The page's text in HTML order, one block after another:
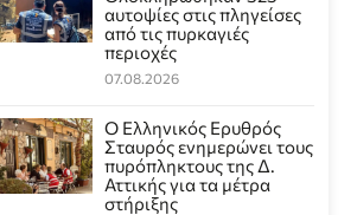
αυτοψίες στις πληγείσες
από τις πυρκαγιές
περιοχές
07.08.2026
Ο Ελληνικός Ερυθρός
Σταυρός ενημερώνει τους
πυρόπληκτους της Δ.
Αττικής για τα μέτρα
στήριξης